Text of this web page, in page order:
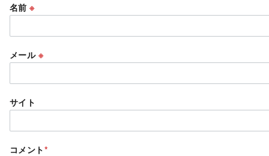
名前※
メール ※
サイト
コメント*